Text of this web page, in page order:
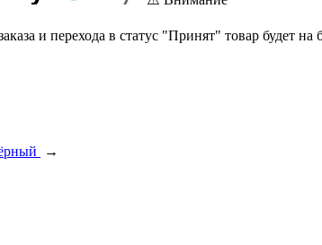
и перехода в статус "Принят" товар будет
→